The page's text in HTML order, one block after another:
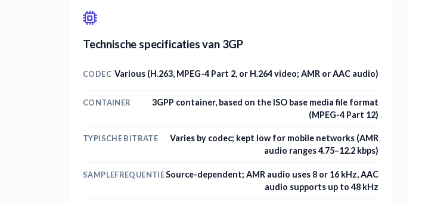
Technische specificaties van 3GP
CODEC Various (H.263, MPEG-4 Part 2, or H.264 video; AMR or AAC audio)
CONTAINER
3GPP container, based on the ISO base media file format
(MPEG-4 Part 12)
TYPISCHE BITRATE
Varies by codec; kept low for mobile networks (AMR
audio ranges 4.75–12.2 kbps)
SAMPLEFREQUENTIESource-dependent; AMR audio uses 8 or 16 kHz, AAC
audio supports up to 48 kHz